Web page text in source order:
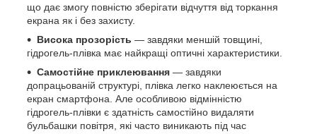
що дає змогу повністю зберігати відчуття від торкання
екрана як і без захисту.
Висока прозорість — завдяки меншій товщині,
гідрогель-плівка має найкращі оптичні характеристики.
Самостійне приклеювання — завдяки
допрацьованій структурі, плівка легко наклеюється на
екран смартфона. Але особливою відмінністю
гідрогель-плівки є здатність самостійно видаляти
бульбашки повітря, які часто виникають під час